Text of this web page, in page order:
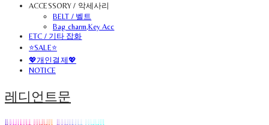
ACCESSORY / 악세사리
BELT / 벨트
Bag charm,Key Acc
ETC / 기타 잡화
⭐SALE⭐
💖개인결제💖
NOTICE
레디언트문